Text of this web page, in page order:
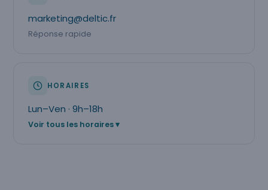
marketing@deltic.fr
Réponse rapide
HORAIRES
Lun–Ven · 9h–18h
Voir tous les horaires